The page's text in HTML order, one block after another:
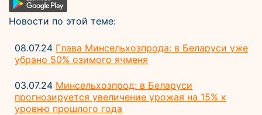
Новости по этой теме:
08.07.24 Глава Минсельхозпрода: в Беларуси уже
убрано 50% озимого ячменя
03.07.24 Минсельхозпрод: в Беларуси
прогнозируется увеличение урожая на 15% к
уровню прошлого года